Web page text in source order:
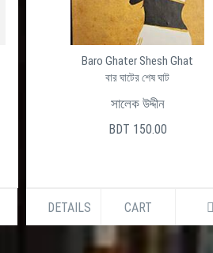
Baro Ghater Shesh Ghat
বার ঘাটের শেষ ঘাট
সালেক উদ্দীন
BDT 150.00
DETAILS CART